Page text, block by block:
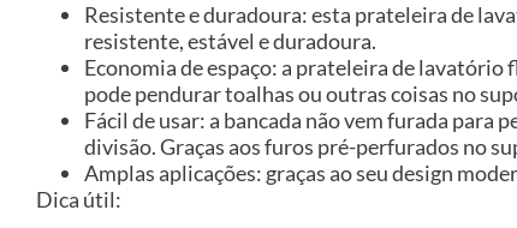
Resistente e duradoura: esta prateleira de
resistente, estável e duradoura.
Economia de espaço: a prateleira de
pode pendurar toalhas ou outras coisas no
Fácil de usar: a bancada não vem furada
divisão. Graças aos furos pré-perfurados no
Amplas aplicações: graças ao seu design
Dica útil: